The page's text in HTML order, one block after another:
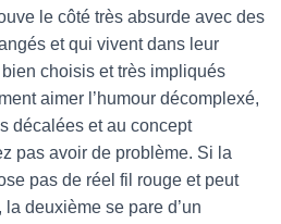
le côté très absurde avec des
et qui vivent dans leur
choisis et très impliqués
aimer l’humour décomplexé,
décalées et au concept
pas avoir de problème. Si la
pas de réel fil rouge et peut
deuxième se pare d’un